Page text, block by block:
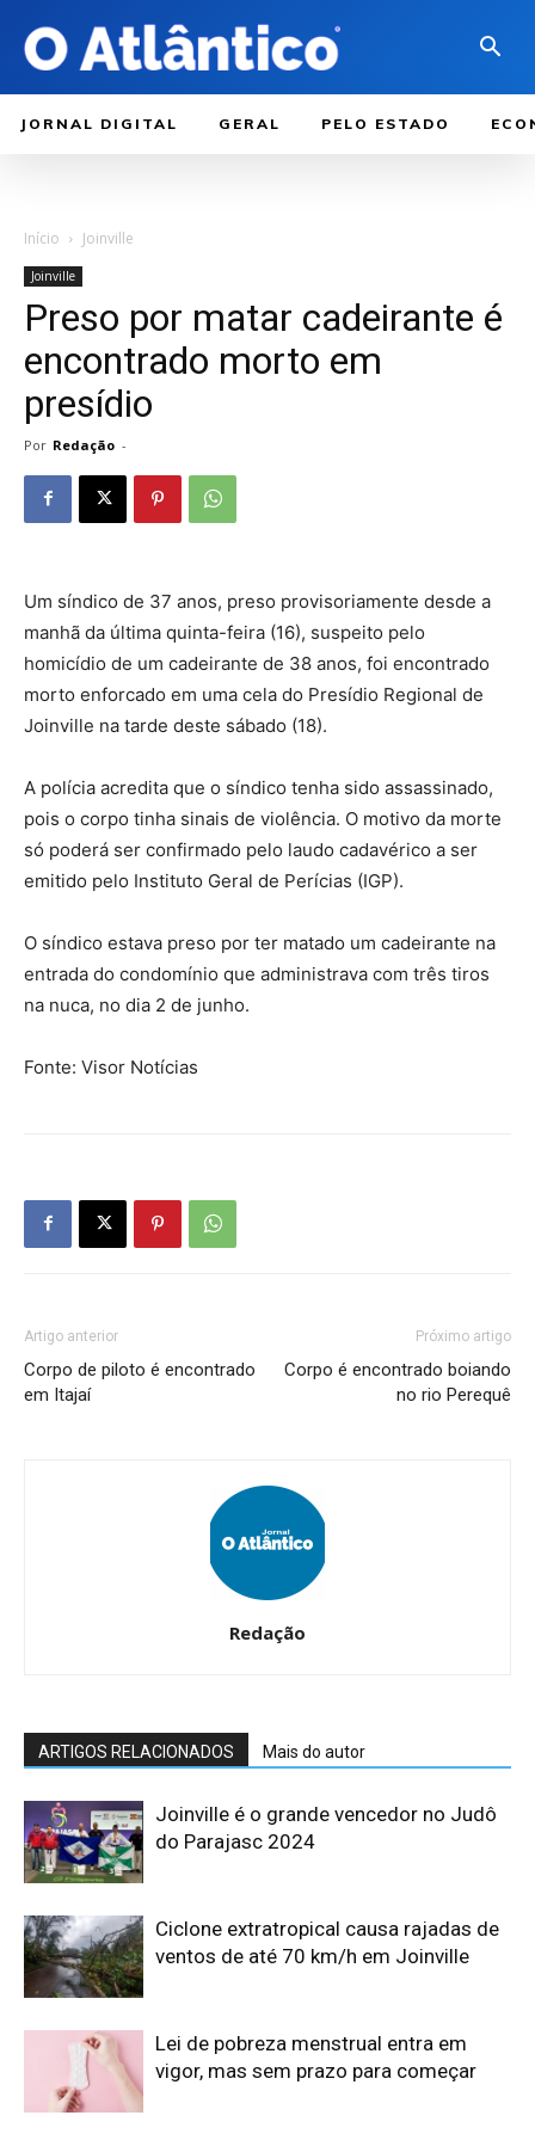
JORNAL DIGITAL GERAL PELO ESTADO
Início Joinville
Joinville
Preso por matar cadeirante é
encontrado morto em
presídio
Por Redação -
Um síndico de 37 anos, preso provisoriamente desde a
manhã da última quinta-feira (16), suspeito pelo
homicídio de um cadeirante de 38 anos, foi encontrado
morto enforcado em uma cela do Presídio Regional de
Joinville na tarde deste sábado (18).
A polícia acredita que o síndico tenha sido assassinado,
pois o corpo tinha sinais de violência. O motivo da morte
só poderá ser confirmado pelo laudo cadavérico a ser
emitido pelo Instituto Geral de Perícias (IGP).
O síndico estava preso por ter matado um cadeirante na
entrada do condomínio que administrava com três tiros
na nuca, no dia 2 de junho.
Fonte: Visor Notícias
Artigo anterior
Corpo de piloto é encontrado
em Itajaí
Próximo artigo
Corpo é encontrado boiando
no rio Perequê
Redação
ARTIGOS RELACIONADOS Mais do autor
Joinville é o grande vencedor no Judô
do Parajasc 2024
Ciclone extratropical causa rajadas de
ventos de até 70 km/h em Joinville
Lei de pobreza menstrual entra em
vigor, mas sem prazo para começar